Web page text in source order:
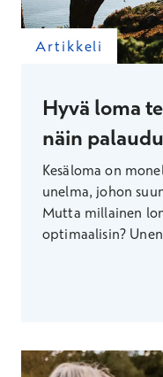
Artikkeli
Hyvä loma
näin
Kesäloma on
unelma, johon
Mutta millainen
optimaalisin?